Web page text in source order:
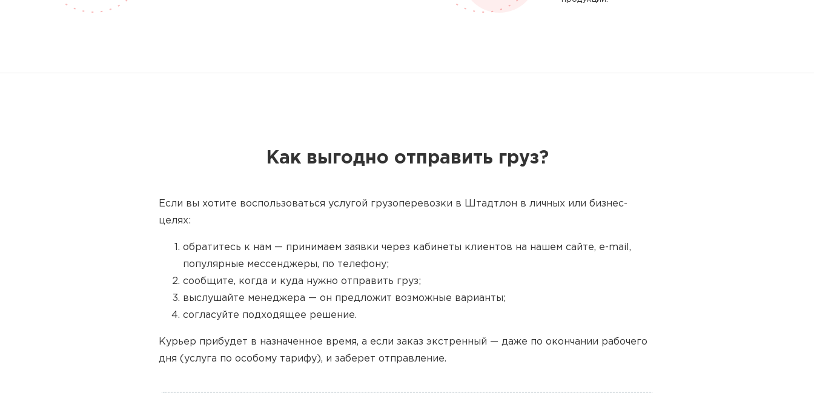
Как выгодно отправить груз?
Если вы хотите воспользоваться услугой грузоперевозки в Штадтлон в личных или бизнес-
целях:
обратитесь к нам — принимаем заявки через кабинеты клиентов на нашем сайте, e-mail,
популярные мессенджеры, по телефону;
сообщите, когда и куда нужно отправить груз;
выслушайте менеджера — он предложит возможные варианты;
согласуйте подходящее решение.
Курьер прибудет в назначенное время, а если заказ экстренный — даже по окончании рабочего
дня (услуга по особому тарифу), и заберет отправление.